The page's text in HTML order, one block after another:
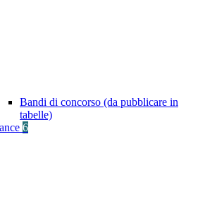
Bandi di concorso (da pubblicare in
tabelle)
6